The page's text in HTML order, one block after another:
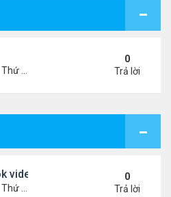
Thứ 4 Tháng 10 07, 2020 4:27 pm
0
Trả lời
video vào diễn đàn
Thứ 4 Tháng 11 11, 2020 11:44 am
0
Trả lời